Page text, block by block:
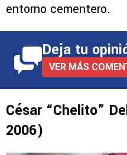
entorno cementero.
Deja tu
VER MÁS
César “Chelito”
2006)